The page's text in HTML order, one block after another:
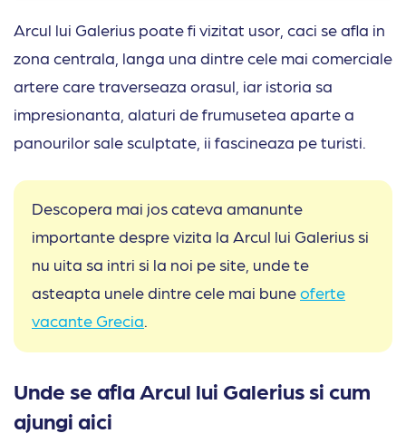
Arcul lui Galerius poate fi vizitat usor, caci se afla in
zona centrala, langa una dintre cele mai comerciale
artere care traverseaza orasul, iar istoria sa
impresionanta, alaturi de frumusetea aparte a
panourilor sale sculptate, ii fascineaza pe turisti.
Descopera mai jos cateva amanunte
importante despre vizita la Arcul lui Galerius si
nu uita sa intri si la noi pe site, unde te
asteapta unele dintre cele mai buneoferte
vacante Grecia
Unde se afla Arcul lui Galerius si cum
ajungi aici